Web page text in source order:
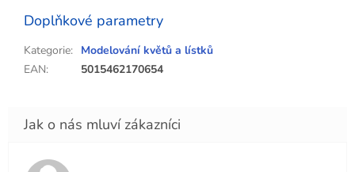
Doplňkové parametry
Kategorie: Modelování květů a lístků
EAN: 5015462170654